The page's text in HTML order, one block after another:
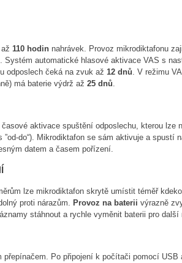
110 hodin nahrávek. Provoz mikrodiktafonu
. Systém automatické hlasové aktivace VAS s
odposlech čeká na zvuk až 12 dnů. V režimu
má baterie výdrž až 25 dnů.
aktivace spuštění odposlechu, kterou lze
”od-do“). Mikrodiktafon se sám aktivuje a spustí
datem a časem pořízení.
lze mikrodiktafon skrytě umístit téměř
proti nárazům. Provoz na baterii výrazně
stáhnout a rychle vyměnit baterii pro další
Po připojení k počítači pomocí USB